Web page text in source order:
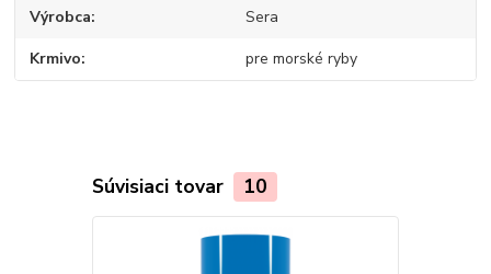
Výrobca Sera
Krmivo pre morské ryby
Súvisiaci tovar 10